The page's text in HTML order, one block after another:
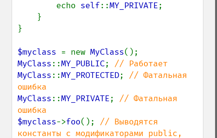
        echo
self::MY_PRIVATE;
}
$myclass = new MyClass
MyClass::MY_PUBLIC;
MyClass::MY_PROTECTED; // Фатальная
MyClass::MY_PRIVATE; // Фатальная
$myclass->foo(); // Выводятся
константы с модификаторами public,